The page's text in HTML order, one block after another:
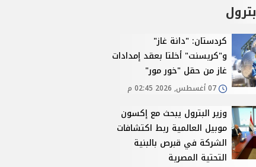
بترول
كردستان: "دانة غاز"
و"كريسنت" أخلتا بعقد إمدادات
غاز من حقل "خور مور"
07 أغسطس, 2026 02:45 م
وزير البترول يبحث مع إكسون
موبيل العالمية ربط اكتشافات
الشركة في قبرص بالبنية
التحتية المصرية